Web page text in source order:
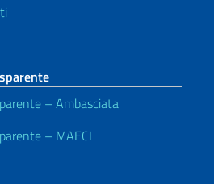
– Ambasciata
– MAECI